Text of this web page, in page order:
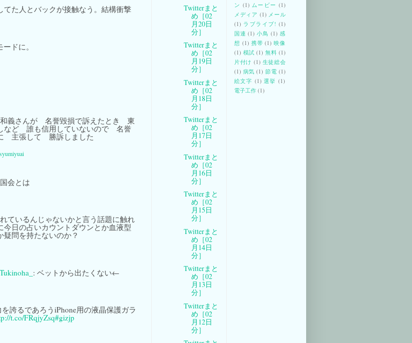
た人とバックが接触なう。結構衝撃
ドに。
義さんが 名誉毀損で訴えたとき 東
ど 誰も信用していないので 名誉
主張して 勝訴しました
会とは
ているんじゃないかと言う話題に触れ
日の占いカウントダウンとか血液型
問を持たないのか？
_Tukinoha_ : ベットから出たくない←
を誇るであろうiPhone用の液晶保護ガラ
t.co/FRqjyZsq#gizjp
Twitterまと
め［02
月20日
分］
Twitterまと
め［02
月19日
分］
Twitterまと
め［02
月18日
分］
Twitterまと
め［02
月17日
分］
Twitterまと
め［02
月16日
分］
Twitterまと
め［02
月15日
分］
Twitterまと
め［02
月14日
分］
Twitterまと
め［02
月13日
分］
Twitterまと
め［02
月12日
分］
ン (1) ムービー (1)
メディア (1) メール
(1) ラブライブ! (1)
国連 (1) 小鳥 (1) 感
想 (1) 携帯 (1) 映像
(1) 模試 (1) 無料 (1)
片付け (1) 生徒総会
(1) 病気 (1) 節電 (1)
絵文字 (1) 選挙 (1)
電子工作 (1)